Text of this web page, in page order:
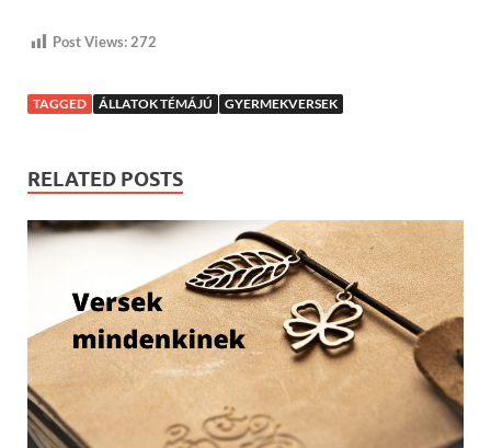
Post Views: 272
TAGGED ÁLLATOK TÉMÁJÚ GYERMEKVERSEK
RELATED POSTS